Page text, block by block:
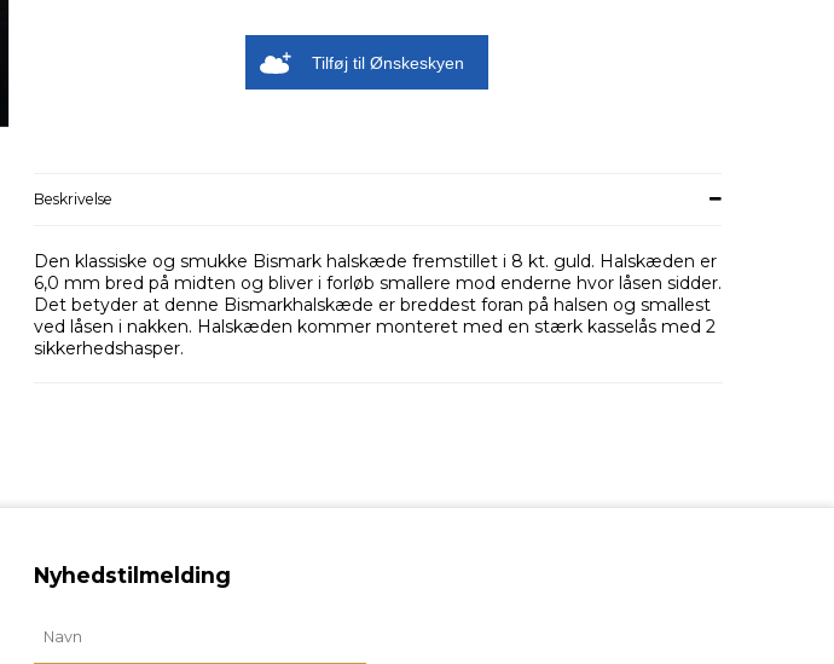
Tilføj til Ønskeskyen
Beskrivelse
Den klassiske og smukke Bismark halskæde fremstillet i 8 kt. guld. Halskæden er
6,0 mm bred på midten og bliver i forløb smallere mod enderne hvor låsen sidder.
Det betyder at denne Bismarkhalskæde er breddest foran på halsen og smallest
ved låsen i nakken. Halskæden kommer monteret med en stærk kasselås med 2
sikkerhedshasper.
Nyhedstilmelding